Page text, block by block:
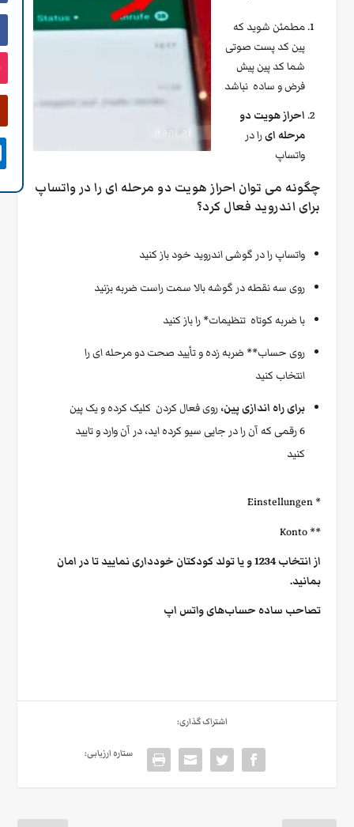
مطمئن شوید که
پین کد پست صوتی
شما کد پین پیش
فرض و ساده نباشد
احراز هویت دو
مرحله ایرا در
واتساپ
چگونه می توان احراز هویت دو مرحله ای را در واتساپ
برای اندروید فعال کرد؟
واتساپ را در گوشی اندروید خود باز کنید
روی سه نقطه در گوشه بالا سمت راست ضربه بزنید
با ضربه کوتاه تنظیمات* را باز کنید
روی حساب** ضربه زده و تأیید صحت دو مرحله ای را
انتخاب کنید
برای راه اندازی پین،روی فعال کردن کلیک کرده و یک پین
6 رقمی که آن را در جایی سیو کرده اید، در آن وارد و تایید
کنید
* Einstellungen
** Konto
از انتخاب 1234 و یا تولد کودکتان خودداری نمایید تا در امان
بمانید.
تصاحب ساده حساب‌های واتس‌ اپ
اشتراک گذاری:
ستاره ارزیابی: